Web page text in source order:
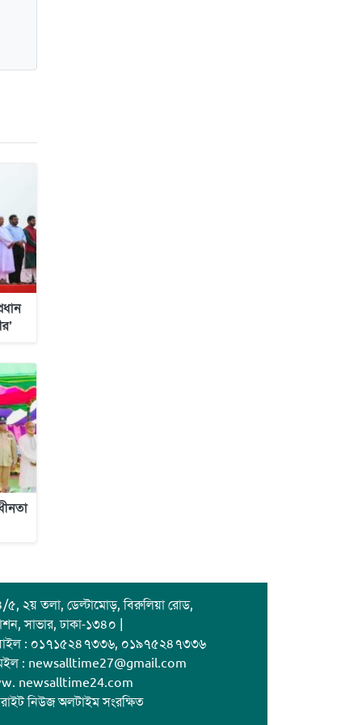
৫, ২য় তলা, ডেল্টামোড়, বিরুলিয়া রোড,
সাভার, ঢাকা-১৩৪০ |
: ০১৭১৫২৪৭৩৩৬, ০১৯৭৫২৪৭৩৩৬
: newsalltime27@gmail.com
newsalltime24.com
নিউজ অলটাইম সংরক্ষিত